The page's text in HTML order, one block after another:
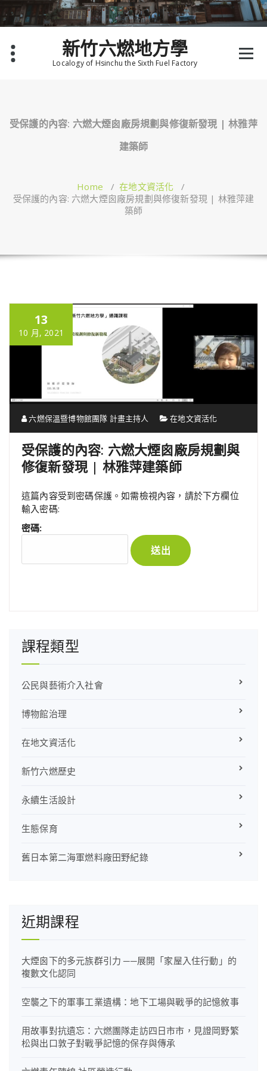
Skip
to
content
新竹六燃地方學
Localogy of Hsinchu the Sixth Fuel Factory
受保護的內容: 六燃大煙囪廠房規劃與修復新發現 | 林雅萍
建築師
Home /在地文資活化 /
受保護的內容: 六燃大煙囪廠房規劃與修復新發現 | 林雅萍建
築師
13
10 月, 2021
六燃保溫暨博物館團隊 計畫主持人 在地文資活化
受保護的內容: 六燃大煙囪廠房規劃與
修復新發現 | 林雅萍建築師
這篇內容受到密碼保護。如需檢視內容，請於下方欄位
輸入密碼:
密碼:
課程類型
公民與藝術介入社會
博物館治理
在地文資活化
新竹六燃歷史
永續生活設計
生態保育
舊日本第二海軍燃料廠田野紀錄
近期課程
大煙囪下的多元族群引力 ──展開「家屋入住行動」的
複數文化認同
空襲之下的軍事工業遺構：地下工場與戰爭的記憶敘事
用故事對抗遺忘：六燃團隊走訪四日市市，見證岡野繁
松與出口敦子對戰爭記憶的保存與傳承